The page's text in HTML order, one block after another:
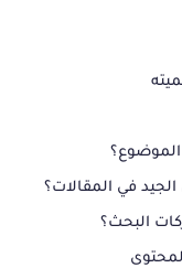
في المقالات؟
البحث؟